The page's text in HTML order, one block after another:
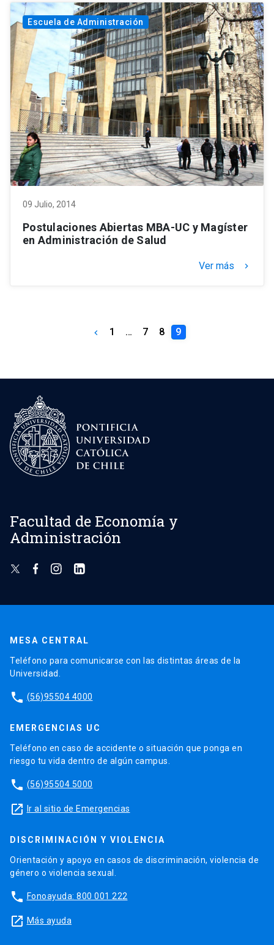
Escuela de Administración
09 Julio, 2014
Postulaciones Abiertas MBA-UC y Magíster
en Administración de Salud
Ver más keyboard_arrow_right
keyboard_arrow_left 1 … 7 8 9
Facultad de Economía y
Administración
MESA CENTRAL
Teléfono para comunicarse con las distintas áreas de la
Universidad.
phone (56)95504 4000
EMERGENCIAS UC
Teléfono en caso de accidente o situación que ponga en
riesgo tu vida dentro de algún campus.
phone (56)95504 5000
launch Ir al sitio de Emergencias
DISCRIMINACIÓN Y VIOLENCIA
Orientación y apoyo en casos de discriminación, violencia de
género o violencia sexual.
phone Fonoayuda: 800 001 222
launch Más ayuda